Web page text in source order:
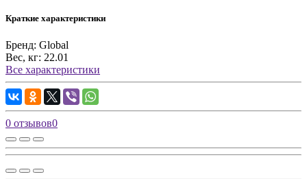
Краткие характеристики
Бренд: Global
Вес, кг: 22.01
Все характеристики
0 отзывов0